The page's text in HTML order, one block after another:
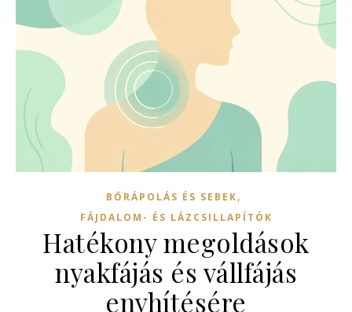
BŐRÁPOLÁS ÉS SEBEK,
FÁJDALOM- ÉS LÁZCSILLAPÍTÓK
Hatékony megoldások
nyakfájás és vállfájás
enyhítésére